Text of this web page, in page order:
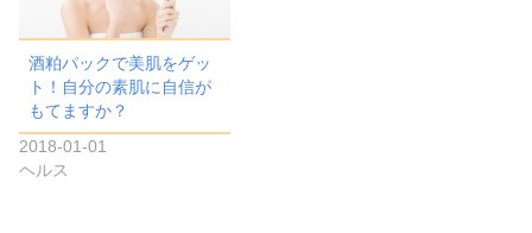
酒粕パックで美肌をゲッ
ト！自分の素肌に自信が
もてますか？
2018-01-01
ヘルス